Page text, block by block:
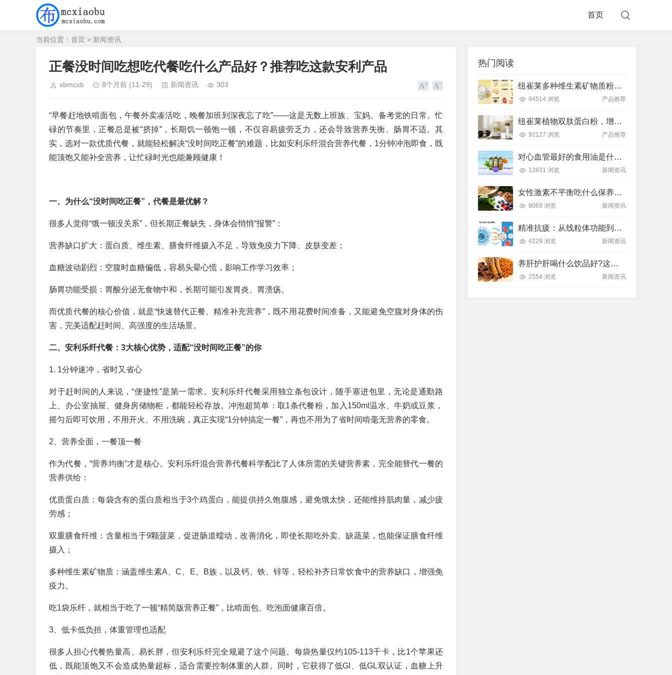
首页
当前位置： 首页 > 新闻资讯
正餐没时间吃想吃代餐吃什么产品好？推荐吃这款安利产品
xbmcxb 8个月前 (11-29) 新闻资讯 303
“早餐赶地铁啃面包，午餐外卖凑活吃，晚餐加班到深夜忘了吃”——这是无数上班族、宝妈、备考党的日常。忙
碌的节奏里，正餐总是被“挤掉”，长期饥一顿饱一顿，不仅容易疲劳乏力，还会导致营养失衡、肠胃不适。其
实，选对一款优质代餐，就能轻松解决“没时间吃正餐”的难题，比如安利乐纤混合营养代餐，1分钟冲泡即食，既
能顶饱又能补全营养，让忙碌时光也能兼顾健康！
一、为什么“没时间吃正餐”，代餐是最优解？
很多人觉得“饿一顿没关系”，但长期正餐缺失，身体会悄悄“报警”：
营养缺口扩大：蛋白质、维生素、膳食纤维摄入不足，导致免疫力下降、皮肤变差；
血糖波动剧烈：空腹时血糖偏低，容易头晕心慌，影响工作学习效率；
肠胃功能受损：胃酸分泌无食物中和，长期可能引发胃炎、胃溃疡。
而优质代餐的核心价值，就是“快速替代正餐、精准补充营养”，既不用花费时间准备，又能避免空腹对身体的伤
害，完美适配赶时间、高强度的生活场景。
二、安利乐纤代餐：3大核心优势，适配“没时间吃正餐”的你
1. 1分钟速冲，省时又省心
对于赶时间的人来说，“便捷性”是第一需求。安利乐纤代餐采用独立条包设计，随手塞进包里，无论是通勤路
上、办公室抽屉、健身房储物柜，都能轻松存放。冲泡超简单：取1条代餐粉，加入150ml温水、牛奶或豆浆，
摇匀后即可饮用，不用开火、不用洗碗，真正实现“1分钟搞定一餐”，再也不用为了省时间啃毫无营养的零食。
2、营养全面，一餐顶一餐
作为代餐，“营养均衡”才是核心。安利乐纤混合营养代餐科学配比了人体所需的关键营养素，完全能替代一餐的
营养供给：
优质蛋白质：每袋含有的蛋白质相当于3个鸡蛋白，能提供持久饱腹感，避免饿太快，还能维持肌肉量，减少疲
劳感；
双重膳食纤维：含量相当于9颗菠菜，促进肠道蠕动，改善消化，即使长期吃外卖、缺蔬菜，也能保证膳食纤维
摄入；
多种维生素矿物质：涵盖维生素A、C、E、B族，以及钙、铁、锌等，轻松补齐日常饮食中的营养缺口，增强免
疫力。
吃1袋乐纤，就相当于吃了一顿“精简版营养正餐”，比啃面包、吃泡面健康百倍。
3、低卡低负担，体重管理也适配
很多人担心代餐热量高、易长胖，但安利乐纤完全规避了这个问题。每袋热量仅约105-113千卡，比1个苹果还
低，既能顶饱又不会造成热量超标，适合需要控制体重的人群。同时，它获得了低GI、低GL双认证，血糖上升
热门阅读
纽崔莱多种维生素矿物质粉，小金粉守护全天健康活力
94514 浏览 产品推荐
纽崔莱植物双肽蛋白粉，增肌补充蛋白质好帮手
92127 浏览 产品推荐
对心血管最好的食用油是什么油？推荐吃这款安利油品
12631 浏览 新闻资讯
女性激素不平衡吃什么保养片可以调节？推荐吃这款纽崔莱保养片
9069 浏览 新闻资讯
精准抗疲：从线粒体功能到造血机制，热门营养方案全解析
4229 浏览 新闻资讯
养肝护肝喝什么饮品好?这款纽崔莱饮品别错过
2554 浏览 新闻资讯